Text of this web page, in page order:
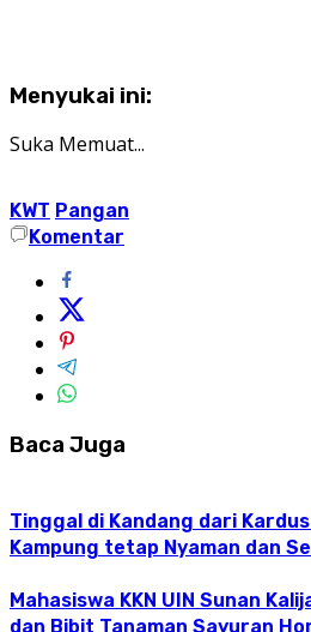
Menyukai ini:
Suka Memuat...
KWT Pangan
Komentar
Baca Juga
Tinggal di Kandang dari Kardus
Kampung tetap Nyaman dan
Mahasiswa KKN UIN Sunan
dan Bibit Tanaman Sayuran